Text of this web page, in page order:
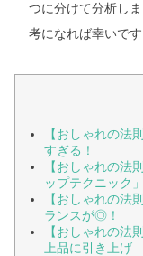
つに分けて分析し
考になれば幸いです
【おしゃれの法
すぎる！
【おしゃれの法
ップテクニック」
【おしゃれの法
ランスが◎！
【おしゃれの法
上品に引き上げ